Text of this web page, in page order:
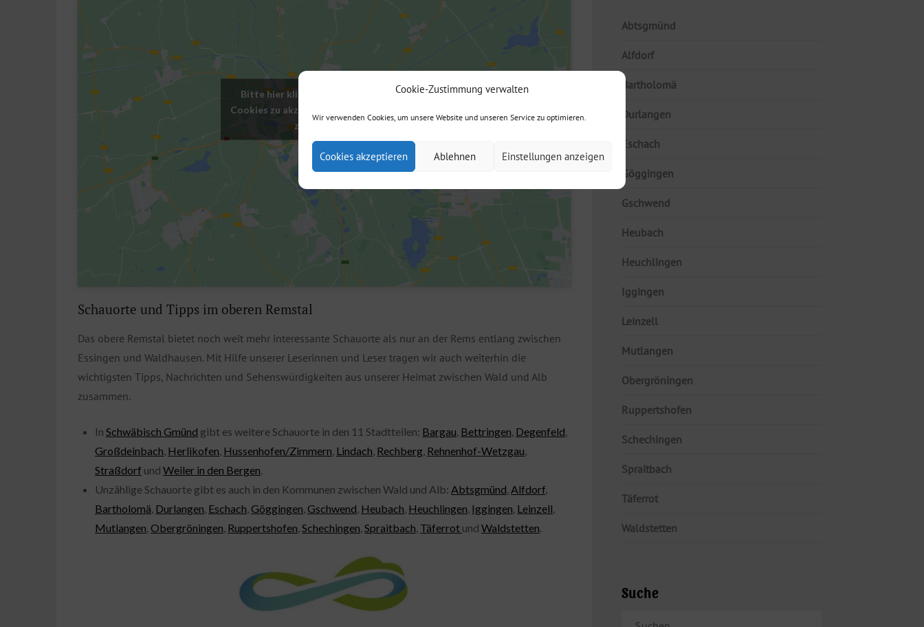
Cookie-Zustimmung verwalten
Wir verwenden Cookies, um unsere Website und unseren Service zu optimieren.
Cookies akzeptieren Ablehnen Einstellungen anzeigen
Bitte hier klicken, um die Marketing-
Cookies zu akzeptieren und diesen Inhalt
zu aktivieren
Schauorte und Tipps im oberen Remstal
Das obere Remstal bietet noch weit mehr interessante Schauorte als nur an der Rems entlang zwischen
Essingen und Waldhausen. Mit Hilfe unserer Leserinnen und Leser tragen wir auch weiterhin die
wichtigsten Tipps, Nachrichten und Sehenswürdigkeiten aus unserer Heimat zwischen Wald und Alb
zusammen.
InSchwäbisch Gmünd gibt es weitere Schauorte in den 11 Stadtteilen: Bargau, Bettringen, Degenfeld,
Großdeinbach, Herlikofen, Hussenhofen/Zimmern, Lindach, Rechberg, Rehnenhof-Wetzgau,
Straßdorf undWeiler in den Bergen.
Unzählige Schauorte gibt es auch in den Kommunen zwischen Wald und Alb: Abtsgmünd, Alfdorf,
Bartholomä, Durlangen, Eschach, Göggingen, Gschwend, Heubach, Heuchlingen, Iggingen, Leinzell,
Mutlangen, Obergröningen, Ruppertshofen,Schechingen,Spraitbach, Täferrot undWaldstetten.
Abtsgmünd
Alfdorf
Bartholomä
Durlangen
Eschach
Göggingen
Gschwend
Heubach
Heuchlingen
Iggingen
Leinzell
Mutlangen
Obergröningen
Ruppertshofen
Schechingen
Spraitbach
Täferrot
Waldstetten
Suche